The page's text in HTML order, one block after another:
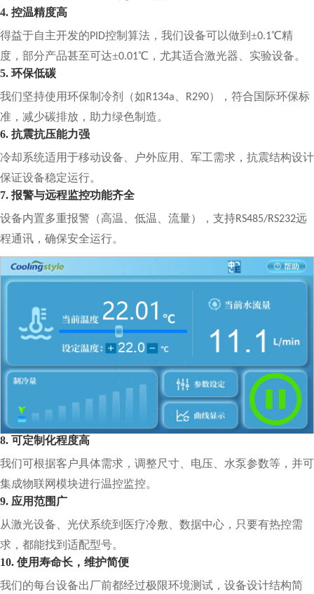
4. 控温精度高
得益于自主开发的PID控制算法，我们设备可以做到±0.1℃精
度，部分产品甚至可达±0.01℃，尤其适合激光器、实验设备。
5. 环保低碳
我们坚持使用环保制冷剂（如R134a R290），符合国际环保标
准，减少碳排放，助力绿色制造。
6. 抗震抗压能力强
冷却系统适用于移动设备、户外应用、军工需求，抗震结构设计
保证设备稳定运行。
7. 报警与远程监控功能齐全
设备内置多重报警（高温、低温、流量），支持RS485/RS232远
程通讯，确保安全运行。
8. 可定制化程度高
我们可根据客户具体需求，调整尺寸、电压、水泵参数等，并可
集成物联网模块进行温控监控。
9. 应用范围广
从激光设备、光伏系统到医疗冷敷、数据中心，只要有热控需
求，都能找到适配型号。
10. 使用寿命长，维护简便
我们的每台设备出厂前都经过极限环境测试，设备设计结构简